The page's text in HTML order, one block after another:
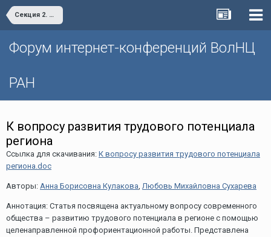
Секция 2. Социальное развитие территорий.
Форум интернет-конференций ВолНЦ
РАН
К вопросу развития трудового потенциала
региона
Ссылка для скачивания: К вопросу развития трудового потенциала
региона.doc
Авторы: Анна Борисовна Кулакова,Любовь Михайловна Сухарева
Аннотация: Статья посвящена актуальному вопросу современного
общества – развитию трудового потенциала в регионе с помощью
целенаправленной профориентационной работы. Представлена